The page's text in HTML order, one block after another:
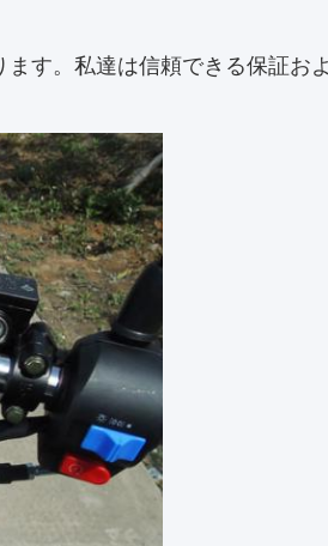
す。私達は信頼できる保証お